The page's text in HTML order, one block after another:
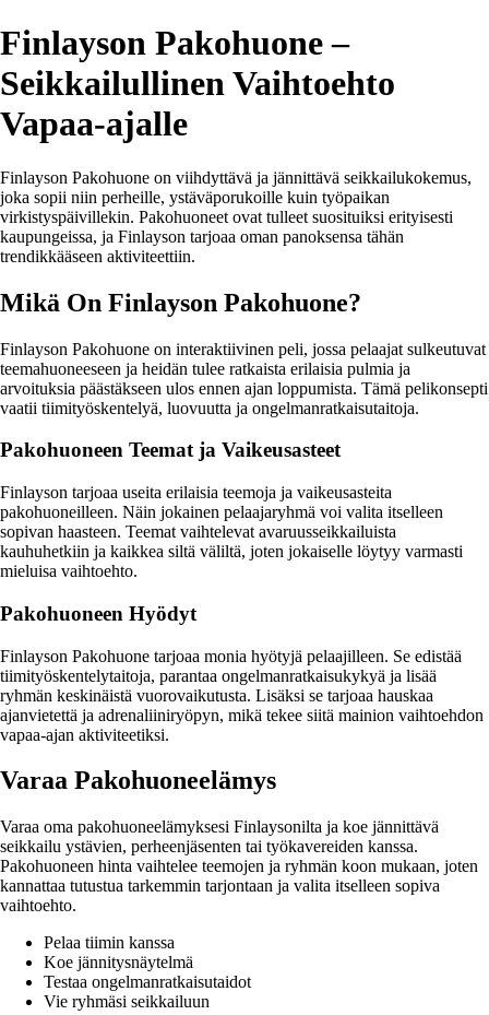
Finlayson Pakohuone –
Seikkailullinen Vaihtoehto
Vapaa-ajalle
Finlayson Pakohuone on viihdyttävä ja jännittävä seikkailukokemus,
joka sopii niin perheille, ystäväporukoille kuin työpaikan
virkistyspäivillekin. Pakohuoneet ovat tulleet suosituiksi erityisesti
kaupungeissa, ja Finlayson tarjoaa oman panoksensa tähän
trendikkääseen aktiviteettiin.
Mikä On Finlayson Pakohuone?
Finlayson Pakohuone on interaktiivinen peli, jossa pelaajat sulkeutuvat
teemahuoneeseen ja heidän tulee ratkaista erilaisia pulmia ja
arvoituksia päästäkseen ulos ennen ajan loppumista. Tämä pelikonsepti
vaatii tiimityöskentelyä, luovuutta ja ongelmanratkaisutaitoja.
Pakohuoneen Teemat ja Vaikeusasteet
Finlayson tarjoaa useita erilaisia teemoja ja vaikeusasteita
pakohuoneilleen. Näin jokainen pelaajaryhmä voi valita itselleen
sopivan haasteen. Teemat vaihtelevat avaruusseikkailuista
kauhuhetkiin ja kaikkea siltä väliltä, joten jokaiselle löytyy varmasti
mieluisa vaihtoehto.
Pakohuoneen Hyödyt
Finlayson Pakohuone tarjoaa monia hyötyjä pelaajilleen. Se edistää
tiimityöskentelytaitoja, parantaa ongelmanratkaisukykyä ja lisää
ryhmän keskinäistä vuorovaikutusta. Lisäksi se tarjoaa hauskaa
ajanvietettä ja adrenaliiniryöpyn, mikä tekee siitä mainion vaihtoehdon
vapaa-ajan aktiviteetiksi.
Varaa Pakohuoneelämys
Varaa oma pakohuoneelämyksesi Finlaysonilta ja koe jännittävä
seikkailu ystävien, perheenjäsenten tai työkavereiden kanssa.
Pakohuoneen hinta vaihtelee teemojen ja ryhmän koon mukaan, joten
kannattaa tutustua tarkemmin tarjontaan ja valita itselleen sopiva
vaihtoehto.
Pelaa tiimin kanssa
Koe jännitysnäytelmä
Testaa ongelmanratkaisutaidot
Vie ryhmäsi seikkailuun